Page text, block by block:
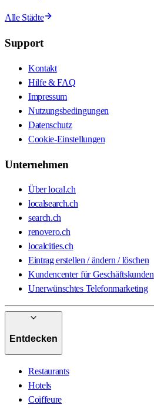
Alle Städte
Support
Kontakt
Hilfe & FAQ
Impressum
Nutzungsbedingungen
Datenschutz
Cookie-Einstellungen
Unternehmen
Über local.ch
localsearch.ch
search.ch
renovero.ch
localcities.ch
Eintrag erstellen / ändern / löschen
Kundencenter für Geschäftskunden
Unerwünschtes Telefonmarketing
Entdecken
Restaurants
Hotels
Coiffeure